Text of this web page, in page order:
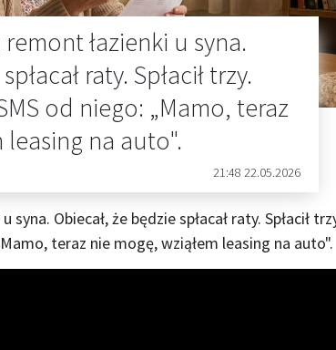
łazienki u syna.
raty. Spłacił trzy.
od niego: „Mamo, teraz
leasing na auto".
21:48 22.05.2026
Obiecał, że będzie spłacał raty. Spłacił
teraz nie mogę, wziąłem leasing na auto".